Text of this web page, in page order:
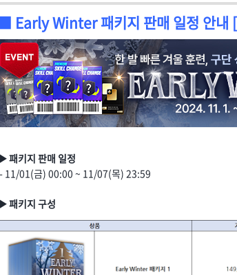
Early Winter 패키지 판매 일정 안
패키지 판매 일정
11/01(금) 00:00 ~ 11/07(목) 23:59
패키지 구성